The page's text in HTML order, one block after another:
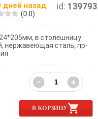
id: 139793
дней назад
(0.0)
в столешницу
нержавеющая сталь, пр-
− +
В КОРЗИНУ